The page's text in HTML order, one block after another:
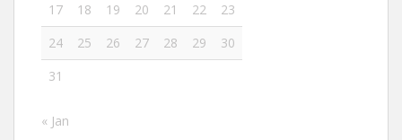
17
18 19 20 21 22
23
24
25 26 27 28 29
30
31
« Jan